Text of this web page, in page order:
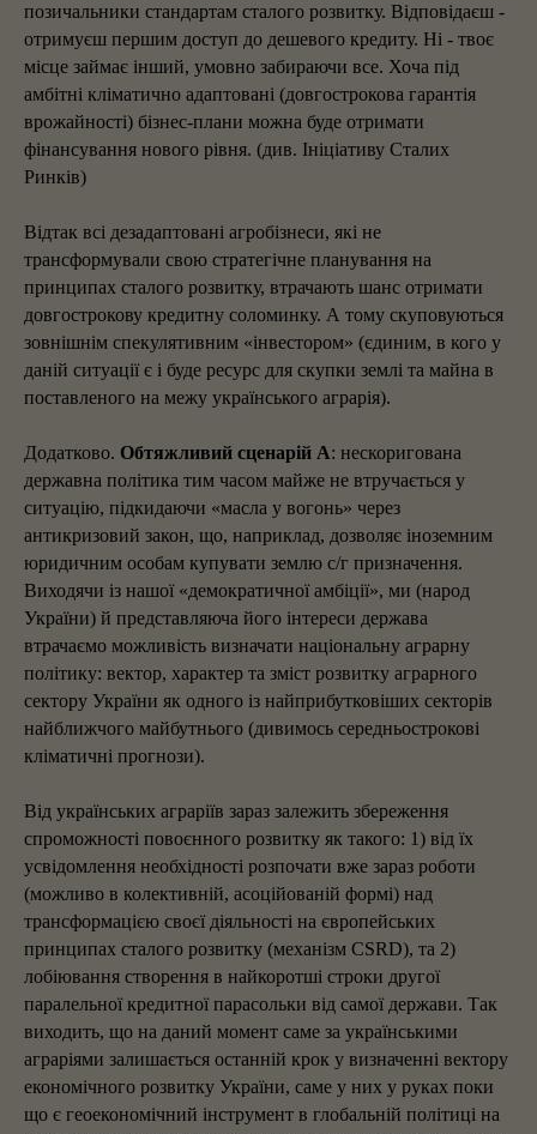
позичальники стандартам сталого розвитку. Відповідаєш -
отримуєш першим доступ до дешевого кредиту. Ні - твоє
місце займає інший, умовно забираючи все. Хоча під
амбітні кліматично адаптовані (довгострокова гарантія
врожайності) бізнес-плани можна буде отримати
фінансування нового рівня. (див. Ініціативу Сталих
Ринків)
Відтак всі дезадаптовані агробізнеси, які не
трансформували свою стратегічне планування на
принципах сталого розвитку, втрачають шанс отримати
довгострокову кредитну соломинку. А тому скуповуються
зовнішнім спекулятивним «інвестором» (єдиним, в кого у
даній ситуації є і буде ресурс для скупки землі та майна в
поставленого на межу українського аграрія).
Додатково. Обтяжливий сценарій A: нескоригована
державна політика тим часом майже не втручається у
ситуацію, підкидаючи «масла у вогонь» через
антикризовий закон, що, наприклад, дозволяє іноземним
юридичним особам купувати землю с/г призначення.
Виходячи із нашої «демократичної амбіції», ми (народ
України) й представляюча його інтереси держава
втрачаємо можливість визначати національну аграрну
політику: вектор, характер та зміст розвитку аграрного
сектору України як одного із найприбутковіших секторів
найближчого майбутнього (дивимось середньострокові
кліматичні прогнози).
Від українських аграріїв зараз залежить збереження
спроможності повоєнного розвитку як такого: 1) від їх
усвідомлення необхідності розпочати вже зараз роботи
(можливо в колективній, асоційованій формі) над
трансформацією своєї діяльності на європейських
принципах сталого розвитку (механізм CSRD), та 2)
лобіювання створення в найкоротші строки другої
паралельної кредитної парасольки від самої держави. Так
виходить, що на даний момент саме за українськими
аграріями залишається останній крок у визначенні вектору
економічного розвитку України, саме у них у руках поки
що є геоекономічний інструмент в глобальній політиці на